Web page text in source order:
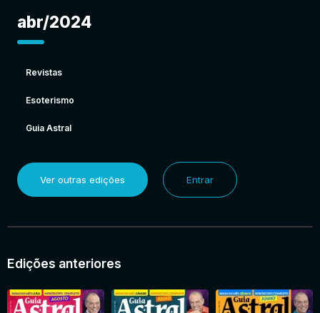
abr/2024
Revistas
Esoterismo
Guia Astral
Ver outras edições Entrar
Edições anteriores